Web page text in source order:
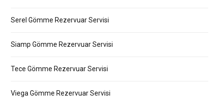
Serel Gömme Rezervuar Servisi
Siamp Gömme Rezervuar Servisi
Tece Gömme Rezervuar Servisi
Viega Gömme Rezervuar Servisi